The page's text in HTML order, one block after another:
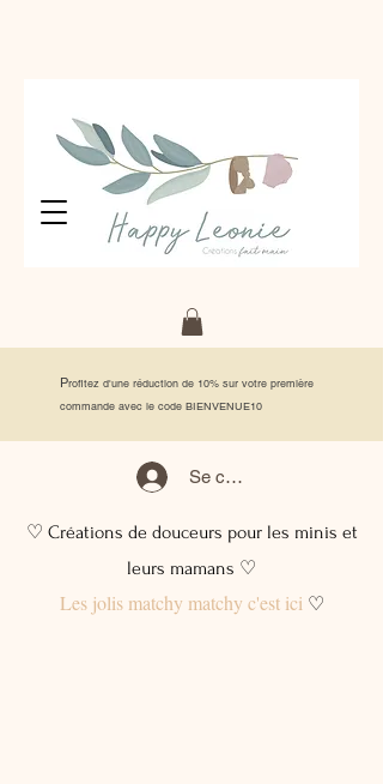
Profitez d'une réduction de 10% sur votre première
commande avec le code BIENVENUE10
Se connecter
♡ Créations de douceurs pour les minis et
leurs mamans ♡
Les jolis matchy matchy c'est ici♡